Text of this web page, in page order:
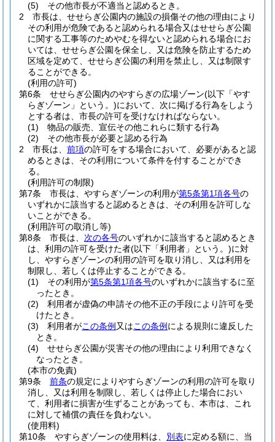
(5)
その他市長が不適当と認めるとき。
2
市長は、せせらぎ公園内の施設の損傷その他の理由により
その利用が危険であると認められる場合又はせせらぎ公園
に関する工事等のためやむを得ないと認められる場合にお
いては、せせらぎ公園を保全し、又は危険を防止するため
区域を定めて、せせらぎ公園の利用を禁止し、又は制限す
ることができる。
(利用の許可)
第6条
せせらぎ公園内のやすらぎの広場ゾーン(以下「やす
らぎゾーン」という。)において、次に掲げる行為をしよう
とする者は、市長の許可を受けなければならない。
(1)
物品の販売、宣伝その他これらに類する行為
(2)
その他市長が必要と認める行為
2
市長は、 前項の許可をする場合において、必要があると認
めるときは、その利用について条件を付することができ
る。
(利用許可の制限)
第7条
市長は、やすらぎゾーンの利用が第5条第1項各号の
いずれかに該当すると認めるときは、その利用を許可しな
いことができる。
(利用許可の取消し等)
第8条
市長は、 次の各号のいずれかに該当すると認めるとき
は、利用の許可を受けた者(以下「利用者」という。)に対
し、やすらぎゾーンの利用の許可を取り消し、又は利用を
制限し、若しくは停止することができる。
(1)
その利用が第5条第1項各号のいずれかに該当するに至
ったとき。
(2)
利用者が虚偽の申請その他不正の手段により許可を受
けたとき。
(3)
利用者がこの条例 又はこの条例 による規則に違反した
とき。
(4)
せせらぎ公園が災害その他の理由により利用できなく
なったとき。
(本市の免責)
第9条
前条の規定によりやすらぎゾーンの利用の許可を取り
消し、又は利用を制限し、若しくは停止した場合におい
て、利用者に損害が生ずることがあっても、本市は、これ
に対して補償の責任を負わない。
(使用料)
第10条
やすらぎゾーンの使用料は、 別表に定める額に、当